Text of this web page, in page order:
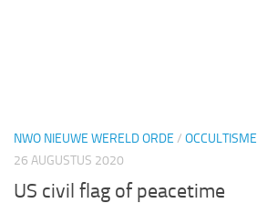
NWO NIEUWE WERELD ORDE / OCCULTISME
26 AUGUSTUS 2020
US civil flag of peacetime